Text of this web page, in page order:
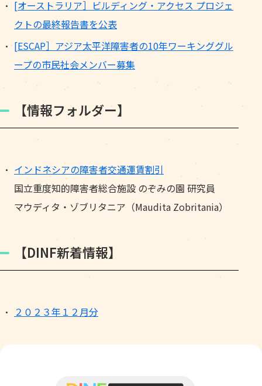
[オーストラリア］ビルディング・アクセス プロジェ
クトの最終報告書を公表
[ESCAP］アジア太平洋障害者の10年ワーキンググル
ープの市民社会メンバー募集
【情報フォルダー】
インドネシアの障害者交通運賃割引
国立重度知的障害者総合施設 のぞみの園 研究員
マウディタ・ゾブリタニア（Maudita Zobritania）
【DINF新着情報】
２０２３年１２月分